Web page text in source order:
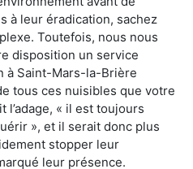
à leur éradication, sachez
Toutefois, nous nous
disposition un service
à Saint-Mars-la-Brière
tous ces nuisibles que votre
l’adage, « il est toujours
», et il serait donc plus
stopper leur
leur présence.